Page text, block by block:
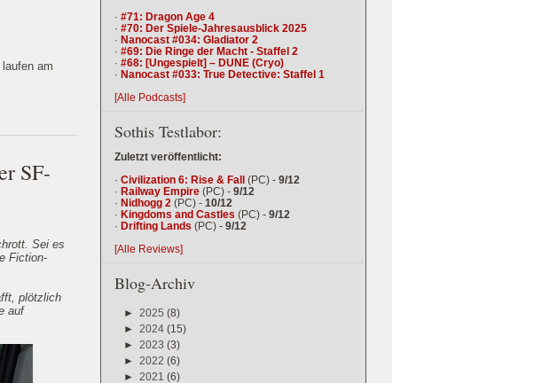
am
SF-
Sei es
Fiction-
plötzlich
auf
· #71: Dragon Age 4
· #70: Der Spiele-Jahresausblick 2025
· Nanocast #034: Gladiator 2
· #69: Die Ringe der Macht - Staffel 2
· #68: [Ungespielt] – DUNE (Cryo)
· Nanocast #033: True Detective: Staffel 1
[Alle Podcasts]
Sothis Testlabor:
Zuletzt veröffentlicht:
· Civilization 6: Rise & Fall (PC) - 9/12
· Railway Empire (PC) - 9/12
· Nidhogg 2 (PC) - 10/12
· Kingdoms and Castles (PC) - 9/12
· Drifting Lands (PC) - 9/12
[Alle Reviews]
Blog-Archiv
► 2025 (8)
► 2024 (15)
► 2023 (3)
► 2022 (6)
► 2021 (6)